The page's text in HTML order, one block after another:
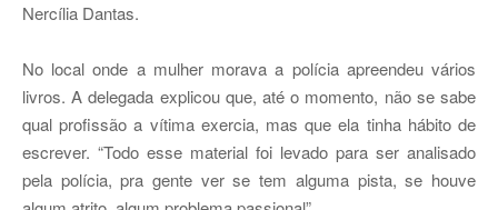
Nercília Dantas.
No local onde a mulher morava a polícia apreendeu vários
livros. A delegada explicou que, até o momento, não se sabe
qual profissão a vítima exercia, mas que ela tinha hábito de
escrever. “Todo esse material foi levado para ser analisado
pela polícia, pra gente ver se tem alguma pista, se houve